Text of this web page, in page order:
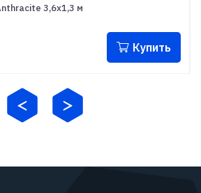
3,6x1,3 м
Купить